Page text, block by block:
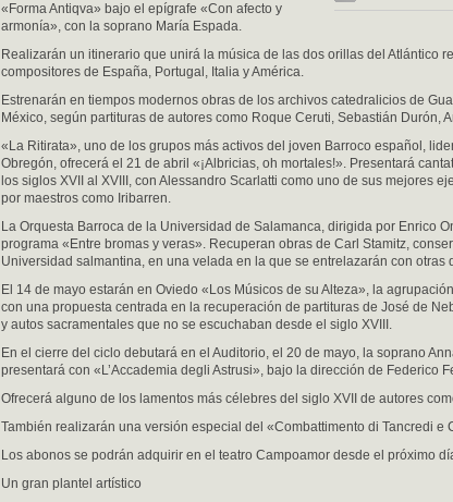
«Forma Antiqva» bajo el epígrafe «Con afecto y
armonía», con la soprano María Espada.
Realizarán un itinerario que unirá la música de las dos orillas del Atlántico
compositores de España, Portugal, Italia y América.
Estrenarán en tiempos modernos obras de los archivos catedralicios de
México, según partituras de autores como Roque Ceruti, Sebastián Durón,
«La Ritirata», uno de los grupos más activos del joven Barroco español,
Obregón, ofrecerá el 21 de abril «¡Albricias, oh mortales!». Presentará
los siglos XVII al XVIII, con Alessandro Scarlatti como uno de sus mejores
por maestros como Iribarren.
La Orquesta Barroca de la Universidad de Salamanca, dirigida por Enrico
programa «Entre bromas y veras». Recuperan obras de Carl Stamitz,
Universidad salmantina, en una velada en la que se entrelazarán con otras
El 14 de mayo estarán en Oviedo «Los Músicos de su Alteza», la
con una propuesta centrada en la recuperación de partituras de José de
y autos sacramentales que no se escuchaban desde el siglo XVIII.
En el cierre del ciclo debutará en el Auditorio, el 20 de mayo, la soprano
presentará con «L’Accademia degli Astrusi», bajo la dirección de Federico
Ofrecerá alguno de los lamentos más célebres del siglo XVII de autores
También realizarán una versión especial del «Combattimento di Tancredi e
Los abonos se podrán adquirir en el teatro Campoamor desde el próximo
Un gran plantel artístico